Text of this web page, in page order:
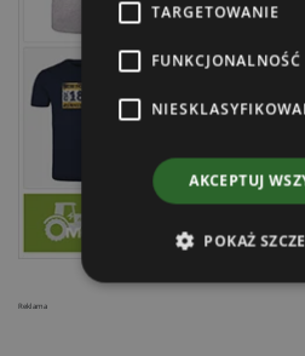
Reklama
TARGETOWANIE
FUNKCJONALNOŚĆ
AKCEPTUJ
POKAŻ